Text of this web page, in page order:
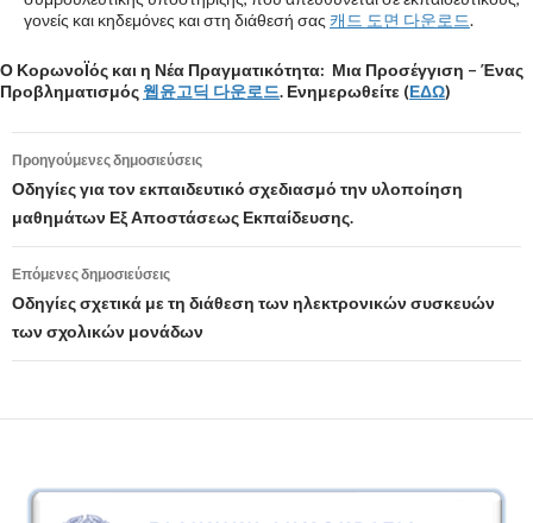
γονείς και κηδεμόνες και στη διάθεσή σας 캐드 도면 다운로드.
Ο ΚορωνοΪός και η Νέα Πραγματικότητα: Μια Προσέγγιση – Ένας
Προβληματισμός 웹윤고딕 다운로드. Ενημερωθείτε (ΕΔΩ)
Πλοήγηση
άρθρων
Προηγούμενες δημοσιεύσεις
Οδηγίες για τον εκπαιδευτικό σχεδιασμό την υλοποίηση
μαθημάτων Εξ Αποστάσεως Εκπαίδευσης.
Επόμενες δημοσιεύσεις
Οδηγίες σχετικά με τη διάθεση των ηλεκτρονικών συσκευών
των σχολικών μονάδων